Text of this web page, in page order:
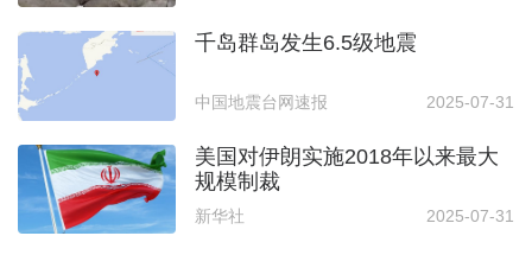
千岛群岛发生6.5级地震
中国地震台网速报 2025-07-31
美国对伊朗实施2018年以来最大
规模制裁
新华社 2025-07-31